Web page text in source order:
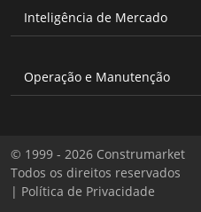
Inteligência de Mercado
Operação e Manutenção
© 1999 - 2026 Construmarket
Todos os direitos reservados
| Política de Privacidade